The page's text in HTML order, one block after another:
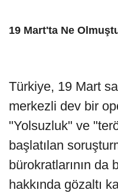
19 Mart'ta Ne
Türkiye, 19 Mart
merkezli dev bir
"Yolsuzluk" ve
başlatılan
bürokratlarının da
hakkında gözaltı